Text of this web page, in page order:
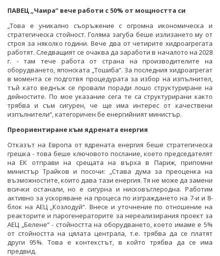
ПАВЕЦ „Чаира“ вече работи с 50% от мощността си
„Това е уникално съоръжение с огромна икономическа и
стратегическа стойност. Голяма загуба беше излизането му от
строя за няколко години. Вече два от четирите хидроагрегата
работят. Следващият се очаква да заработи в началото на 2028
г. - там тече работа от страна на производителите на
оборудването, японската „Тошиба“. За последния хидроагрегат
в момента се подготвя процедурата за избор на изпълнител,
тъй като веднъж се провали поради лошо структуриране на
дейностите. По мое указание сега те са структурирани както
трябва и съм сигурен, че ще има интерес от качествени
изпълнители“, категоричен бе енергийният министър.
Преориентиране към ядрената енергия
Отказът на Европа от ядрената енергия беше стратегическа
грешка - това беше ключовото послание, което председателят
на ЕК отправи на срещата на върха в Париж, припомни
министър Трайков и посочи: „Става дума за преоценка на
възможностите, които дава тази енергия. Тя не може да замени
всички останали, но е сигурна и нисковъглеродна. Работим
активно за ускоряване на процеса по изграждането на 7-и и 8-
блок на АЕЦ „Козлодуй“. Внесе и уточнение по отношение на
реакторите и парогенераторите за нереализирания проект за
АЕЦ „Белене“ - стойността на оборудването, което имаме е 5%
от стойността на цялата централа, т.е. трябва да се платят
други 95%. Това е контекстът, в който трябва да се има
предвид.